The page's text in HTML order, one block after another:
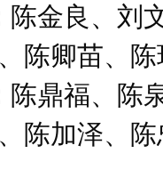
陈金良、刘
陈卿苗、
陈鼎福、陈
陈加泽、